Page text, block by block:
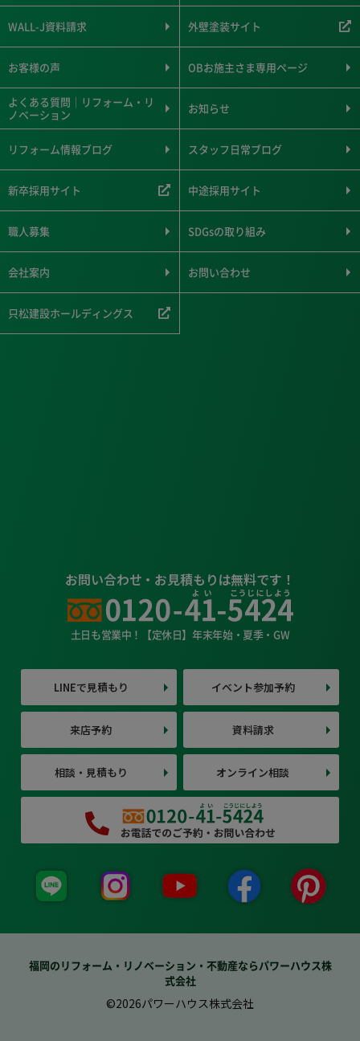
WALL-J資料請求 外壁塗装サイト
お客様の声 OBお施主さま専用ページ
よくある質問｜リフォーム・リ
ノベーション
お知らせ
リフォーム情報ブログ スタッフ日常ブログ
新卒採用サイト 中途採用サイト
職人募集 SDGsの取り組み
会社案内 お問い合わせ
只松建設ホールディングス
お問い合わせ・お見積もりは無料です！
土日も営業中！【定休日】年末年始・夏季・GW
LINEで見積もり イベント参加予約
来店予約 資料請求
相談・見積もり オンライン相談
福岡のリフォーム・リノベーション・不動産ならパワーハウス株
式会社
©2026パワーハウス株式会社